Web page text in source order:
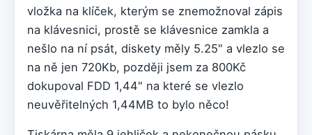
vložka na klíček, kterým se znemožnoval zápis
na klávesnici, prostě se klávesnice zamkla a
nešlo na ní psát, diskety měly 5.25" a vlezlo se
na ně jen 720Kb, později jsem za 800Kč
dokupoval FDD 1,44" na které se vlezlo
neuvěřitelných 1,44MB to bylo něco!